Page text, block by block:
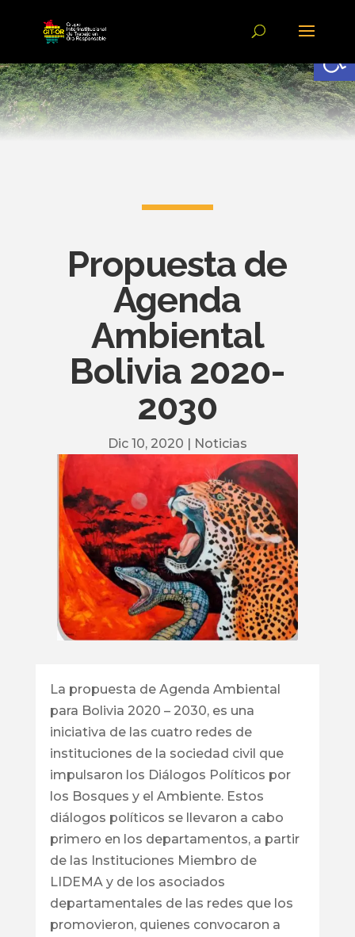
Propuesta de
Agenda
Ambiental
Bolivia 2020-
2030
Dic 10, 2020 | Noticias
La propuesta de Agenda Ambiental
para Bolivia 2020 – 2030, es una
iniciativa de las cuatro redes de
instituciones de la sociedad civil que
impulsaron los Diálogos Políticos por
los Bosques y el Ambiente. Estos
diálogos políticos se llevaron a cabo
primero en los departamentos, a partir
de las Instituciones Miembro de
LIDEMA y de los asociados
departamentales de las redes que los
promovieron, quienes convocaron a